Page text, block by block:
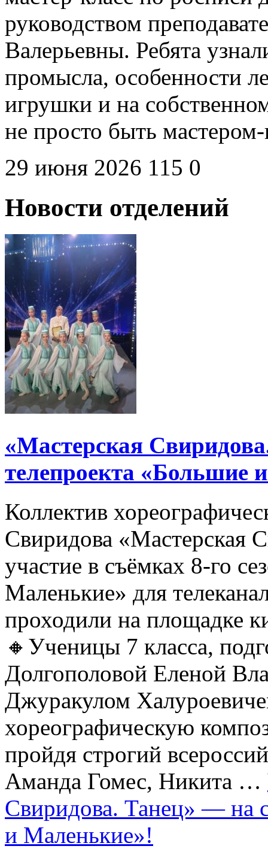
руководством
Валерьевны. Ребята
промысла, особенности
игрушки и на
не просто быть
29 июня 2026 115 0
Новости отделений
«Мастерская
телепроекта «Большие
Коллектив
Свиридова «Мастерская
участие в съёмках 8-го
Маленькие» для
проходили на площадке
🔸Ученицы 7 класса,
Долгополовой Еленой
Джуракулом
хореографическую
пройдя строгий
Аманда Гомес, Никита …
Свиридова. Танец» — на
и Маленькие»!